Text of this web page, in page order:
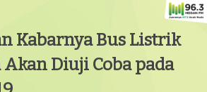
Kabarnya Bus Listrik
Diuji Coba pada